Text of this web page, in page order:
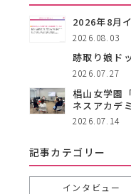
2026年8月
2026.08.03
跡取り娘ド
2026.07.27
椙山女学園
ネスアカデ
2026.07.14
記事カテゴリー
インタビュー